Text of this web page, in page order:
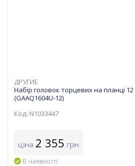
ДРУГИЕ
Набір головок торцевих на планці
(GAAQ1604U-12)
Код: N1033447
ціна 2 355 грн
В наявності